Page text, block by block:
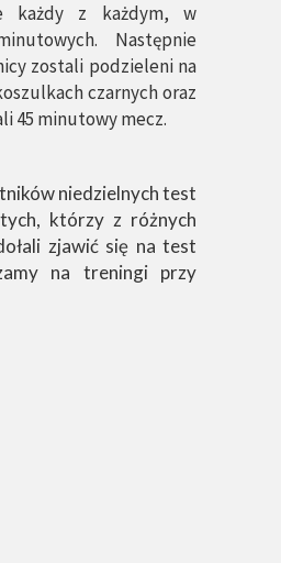
każdy z każdym, w
Następnie
zostali podzieleni na
czarnych oraz
45 minutowy mecz.
niedzielnych test
którzy z różnych
zjawić się na test
na treningi przy